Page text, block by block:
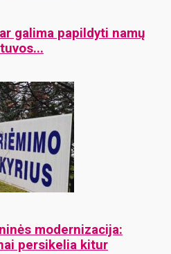
galima papildyti namų
modernizacija:
persikelia kitur